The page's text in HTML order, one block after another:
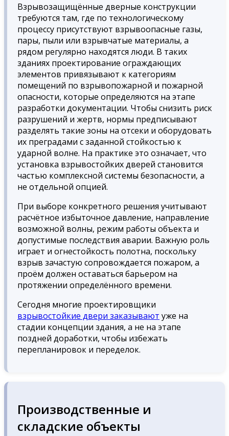
Взрывозащищённые дверные конструкции
требуются там, где по технологическому
процессу присутствуют взрывоопасные газы,
пары, пыли или взрывчатые материалы, а
рядом регулярно находятся люди. В таких
зданиях проектирование ограждающих
элементов привязывают к категориям
помещений по взрывопожарной и пожарной
опасности, которые определяются на этапе
разработки документации. Чтобы снизить риск
разрушений и жертв, нормы предписывают
разделять такие зоны на отсеки и оборудовать
их преградами с заданной стойкостью к
ударной волне. На практике это означает, что
установка взрывостойких дверей становится
частью комплексной системы безопасности, а
не отдельной опцией.
При выборе конкретного решения учитывают
расчётное избыточное давление, направление
возможной волны, режим работы объекта и
допустимые последствия аварии. Важную роль
играет и огнестойкость полотна, поскольку
взрыв зачастую сопровождается пожаром, а
проём должен оставаться барьером на
протяжении определённого времени.
Сегодня многие проектировщики
взрывостойкие двери заказывают уже на
стадии концепции здания, а не на этапе
поздней доработки, чтобы избежать
перепланировок и переделок.
Производственные и
складские объекты